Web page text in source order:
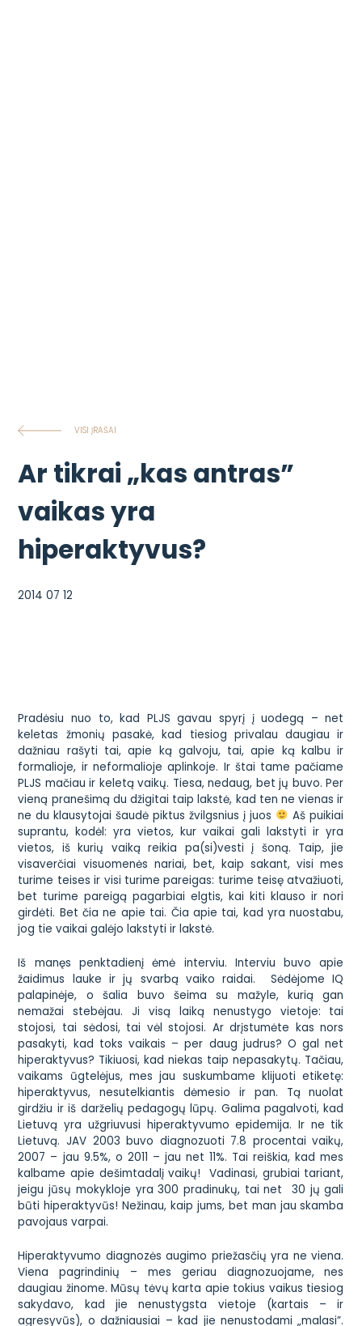
VISI ĮRAŠAI
Ar tikrai „kas antras”
vaikas yra
hiperaktyvus?
2014 07 12
Pradėsiu nuo to, kad PLJS gavau spyrį į uodegą – net
keletas žmonių pasakė, kad tiesiog privalau daugiau ir
dažniau rašyti tai, apie ką galvoju, tai, apie ką kalbu ir
formalioje, ir neformalioje aplinkoje. Ir štai tame pačiame
PLJS mačiau ir keletą vaikų. Tiesa, nedaug, bet jų buvo. Per
vieną pranešimą du džigitai taip lakstė, kad ten ne vienas ir
ne du klausytojai šaudė piktus žvilgsnius į juos
Aš puikiai
suprantu, kodėl: yra vietos, kur vaikai gali lakstyti ir yra
vietos, iš kurių vaiką reikia pa(si)vesti į šoną. Taip, jie
visaverčiai visuomenės nariai, bet, kaip sakant, visi mes
turime teises ir visi turime pareigas: turime teisę atvažiuoti,
bet turime pareigą pagarbiai elgtis, kai kiti klauso ir nori
girdėti. Bet čia ne apie tai. Čia apie tai, kad yra nuostabu,
jog tie vaikai galėjo lakstyti ir lakstė.
Iš manęs penktadienį ėmė interviu. Interviu buvo apie
žaidimus lauke ir jų svarbą vaiko raidai. Sėdėjome IQ
palapinėje, o šalia buvo šeima su mažyle, kurią gan
nemažai stebėjau. Ji visą laiką nenustygo vietoje: tai
stojosi, tai sėdosi, tai vėl stojosi. Ar drįstumėte kas nors
pasakyti, kad toks vaikais – per daug judrus? O gal net
hiperaktyvus? Tikiuosi, kad niekas taip nepasakytų. Tačiau,
vaikams ūgtelėjus, mes jau suskumbame klijuoti etiketę:
hiperaktyvus, nesutelkiantis dėmesio ir pan. Tą nuolat
girdžiu ir iš darželių pedagogų lūpų. Galima pagalvoti, kad
Lietuvą yra užgriuvusi hiperaktyvumo epidemija. Ir ne tik
Lietuvą. JAV 2003 buvo diagnozuoti 7.8 procentai vaikų,
2007 – jau 9.5%, o 2011 – jau net 11%. Tai reiškia, kad mes
kalbame apie dešimtadalį vaikų! Vadinasi, grubiai tariant,
jeigu jūsų mokykloje yra 300 pradinukų, tai net 30 jų gali
būti hiperaktyvūs! Nežinau, kaip jums, bet man jau skamba
pavojaus varpai.
Hiperaktyvumo diagnozės augimo priežasčių yra ne viena.
Viena pagrindinių – mes geriau diagnozuojame, nes
daugiau žinome. Mūsų tėvų karta apie tokius vaikus tiesiog
sakydavo, kad jie nenustygsta vietoje (kartais – ir
agresyvūs), o dažniausiai – kad jie nenustodami „malasi”.